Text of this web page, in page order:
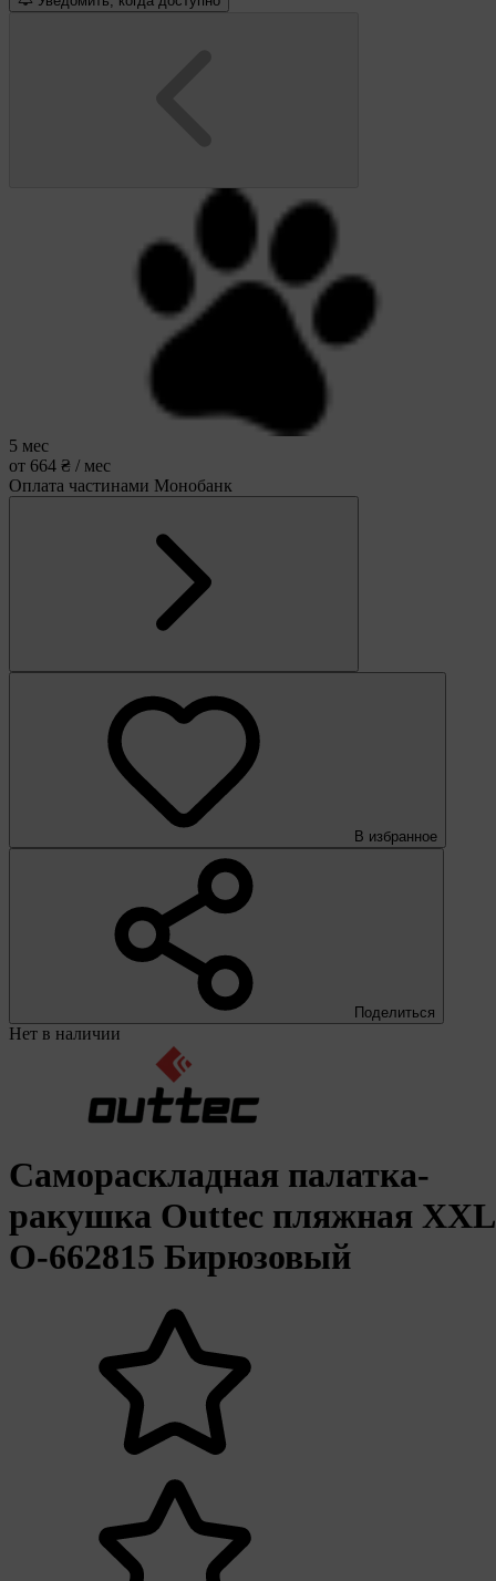
5 мес
от 664 ₴ / мес
Оплата частинами Монобанк
В избранное
Поделиться
Нет в наличии
Самораскладная палатка-
ракушка Outtec пляжная XXL
O-662815 Бирюзовый